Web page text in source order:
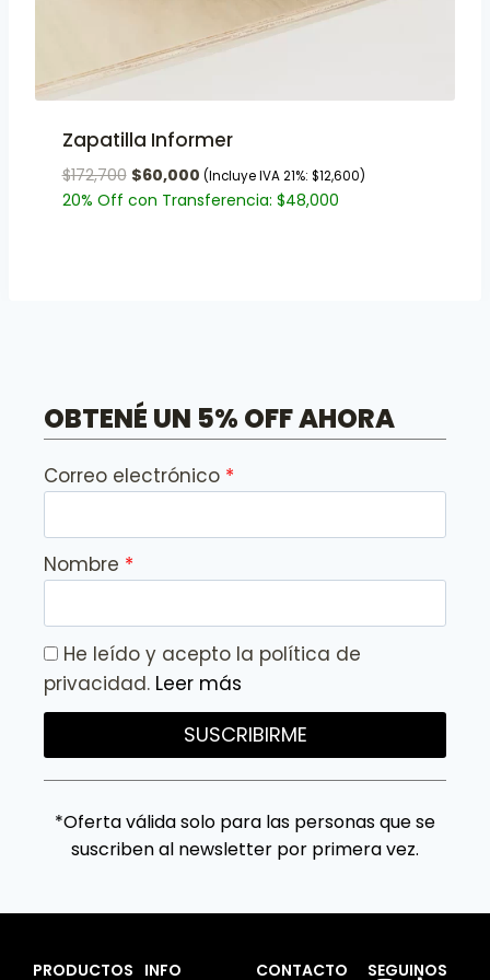
Zapatilla Informer
$172,700 $60,000 (Incluye IVA 21%: $12,600)
20% Off con Transferencia: $48,000
OBTENÉ UN 5% OFF AHORA
Correo electrónico
Nombre
He leído y acepto la política de
privacidad. Leer más
SUSCRIBIRME
*Oferta válida solo para las personas que se
suscriben al newsletter por primera vez.
PRODUCTOS INFO
CONTACTO SEGUINOS